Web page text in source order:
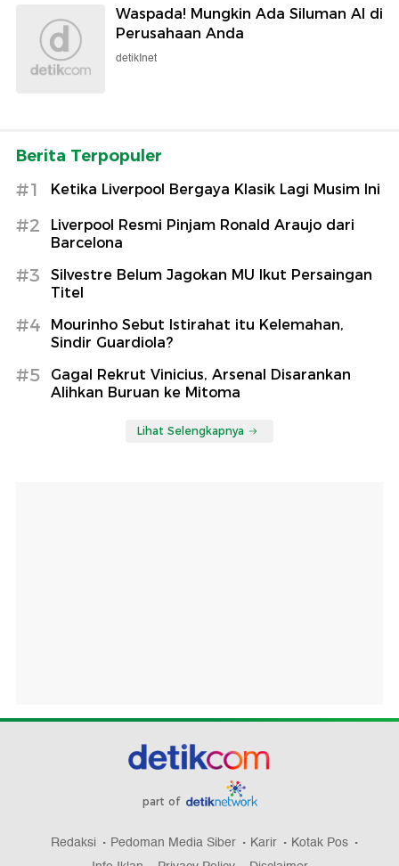
Waspada! Mungkin Ada Siluman AI di
Perusahaan Anda
detikInet
Berita Terpopuler
#1 Ketika Liverpool Bergaya Klasik Lagi Musim Ini
#2
Liverpool Resmi Pinjam Ronald Araujo dari
Barcelona
#3
Silvestre Belum Jagokan MU Ikut Persaingan
Titel
#4
Mourinho Sebut Istirahat itu Kelemahan,
Sindir Guardiola?
#5
Gagal Rekrut Vinicius, Arsenal Disarankan
Alihkan Buruan ke Mitoma
Lihat Selengkapnya
part of
Redaksi Pedoman Media Siber Karir
Kotak Pos